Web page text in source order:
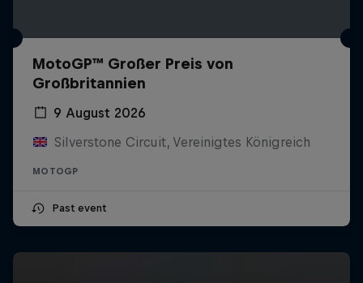
MotoGP™ Großer Preis von
Großbritannien
9 August 2026
Silverstone Circuit, Vereinigtes Königreich
MOTOGP
Past event